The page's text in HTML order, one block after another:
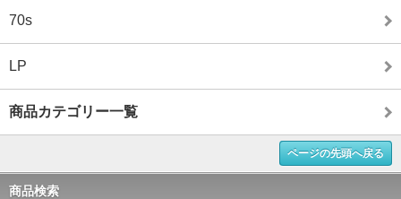
70s
LP
商品カテゴリー一覧
ページの先頭へ戻る
商品検索